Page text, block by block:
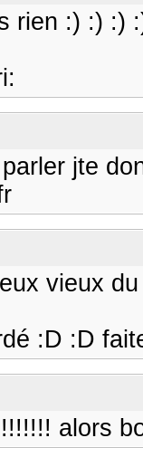
rien :) :) :)
jte
vieux
:D :D
alors